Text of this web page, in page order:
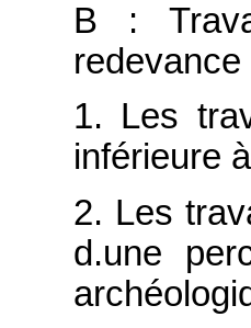
B :
redevance
1. Les
inférieure
2. Les
d.une